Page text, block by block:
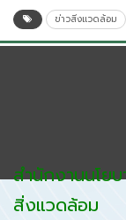
ข่าวสิ่งแวดล้อม
สำนักงานนโย
สิ่งแวดล้อม